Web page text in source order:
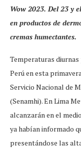
Wow 2023. Del 23 y
en productos de
cremas humectantes.
Temperaturas
Perú en esta
Servicio Nacional de
(Senamhi). En Lima
alcanzarán en el
ya habían informado
presentándose las